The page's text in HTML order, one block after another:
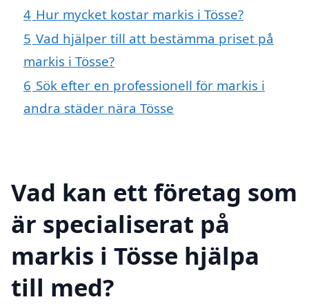
4 Hur mycket kostar markis i Tösse?
5 Vad hjälper till att bestämma priset på
markis i Tösse?
6 Sök efter en professionell för markis i
andra städer nära Tösse
Vad kan ett företag som
är specialiserat på
markis i Tösse hjälpa
till med?